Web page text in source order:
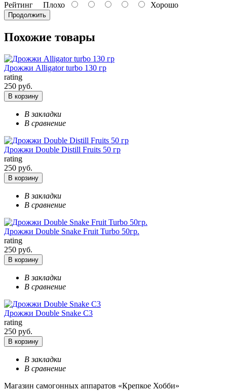
Рейтинг Плохо Хорошо
Продолжить
Похожие товары
Дрожжи Alligator turbo 130 гр
rating
250 руб.
В корзину
В закладки
В сравнение
Дрожжи Double Distill Fruits 50 гр
rating
250 руб.
В корзину
В закладки
В сравнение
Дрожжи Double Snake Fruit Turbo 50гр.
rating
250 руб.
В корзину
В закладки
В сравнение
Дрожжи Double Snake С3
rating
250 руб.
В корзину
В закладки
В сравнение
Магазин самогонных аппаратов «Крепкое Хобби»